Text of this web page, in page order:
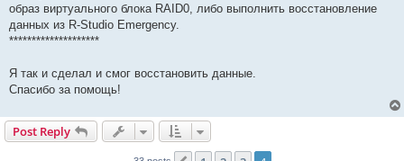
образ виртуального блока RAID0, либо выполнить восстановление
данных из R-Studio Emergency.
********************
Я так и сделал и смог восстановить данные.
Спасибо за помощь!
Post Reply